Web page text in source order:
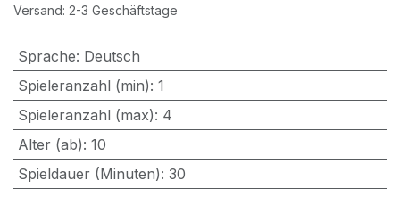
Versand: 2-3 Geschäftstage
Sprache: Deutsch
Spieleranzahl (min): 1
Spieleranzahl (max): 4
Alter (ab): 10
Spieldauer (Minuten): 30